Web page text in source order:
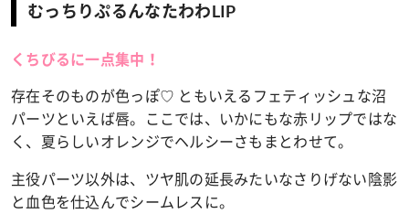
むっちりぷるんなたわわLIP
くちびるに一点集中！
存在そのものが色っぽ♡ ともいえるフェティッシュな沼
パーツといえば唇。ここでは、いかにもな赤リップではな
く、夏らしいオレンジでヘルシーさもまとわせて。
主役パーツ以外は、ツヤ肌の延長みたいなさりげない陰影
と血色を仕込んでシームレスに。